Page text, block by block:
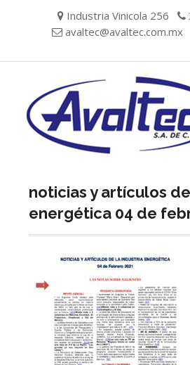
Industria Vinicola 256
avaltec@avaltec.com.mx
noticias y artículos
energética 04 de